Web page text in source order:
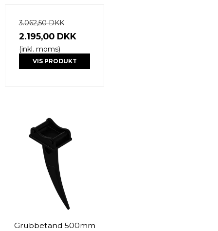
3.062,50 DKK
2.195,00 DKK
(inkl. moms)
VIS PRODUKT
Grubbetand 500mm